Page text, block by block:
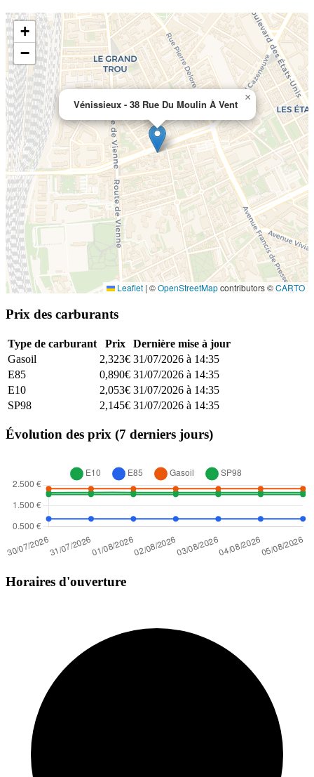
Vénissieux - 38 Rue Du Moulin À Vent
×
+
−
Leaflet | ©OpenStreetMapcontributors ©CARTO
Prix des carburants
Type de carburant Prix
Dernière mise à jour
Gasoil
2,323€ 31/07/2026 à 14:35
E85
0,890€ 31/07/2026 à 14:35
E10
2,053€ 31/07/2026 à 14:35
SP98
2,145€ 31/07/2026 à 14:35
Évolution des prix (7 derniers jours)
Horaires d'ouverture